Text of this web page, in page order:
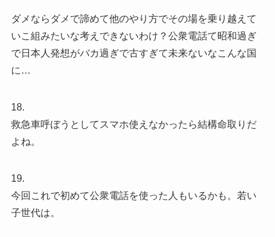
ダメならダメで諦めて他のやり方でその場を乗り越えて
いこ組みたいな考えできないわけ？公衆電話て昭和過ぎ
で日本人発想がバカ過ぎで古すぎて未来ないなこんな国
に…
18.
救急車呼ぼうとしてスマホ使えなかったら結構命取りだ
よね。
19.
今回これで初めて公衆電話を使った人もいるかも。若い
子世代は。